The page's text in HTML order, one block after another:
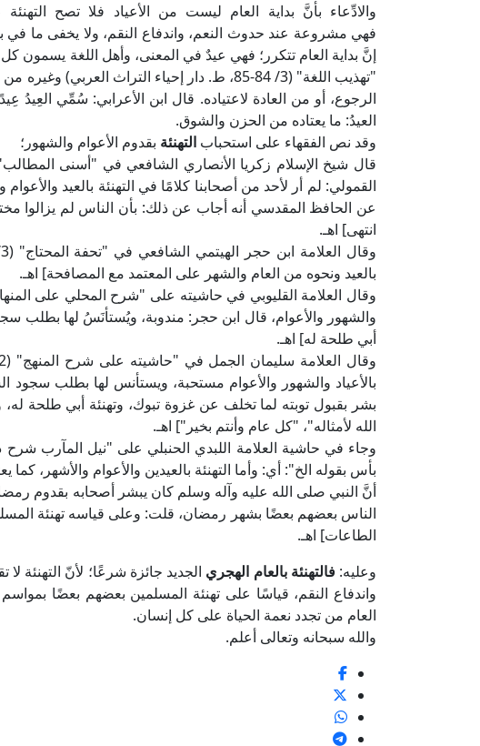
والادِّعاء بأنَّ بداية العام ليست من الأعياد فلا تصح
فهي مشروعة عند حدوث النعم، واندفاع النقم، ولا يخفى ما في
إنَّ بداية العام تتكرر؛ فهي عيدٌ في المعنى، وأهل اللغة يسمون
"تهذيب اللغة" (3/ 84-85، ط. دار إحياء التراث
الرجوع، أو من العادة لاعتياده. قال ابن الأعرابي: سُمِّي العِيدُ
العيدُ: ما يعتاده من الحزن والشوق.
وقد نص الفقهاء على استحباب التهنئة بقدوم الأعوام والشهور؛
القمولي: لم أر لأحد من أصحابنا كلامًا في التهنئة بالعيد
عن الحافظ المقدسي أنه أجاب عن ذلك: بأن الناس لم يزالوا
انتهى] اهـ.
بالعيد ونحوه من العام والشهر على المعتمد مع المصافحة] اهـ.
والشهور والأعوام، قال ابن حجر: مندوبة، ويُستأنَسُ لها بطلب
أبي طلحة له] اهـ.
بالأعياد والشهور والأعوام مستحبة، ويستأنس لها بطلب
بشر بقبول توبته لما تخلف عن غزوة تبوك، وتهنئة أبي طلحة له،
الله لأمثاله"، "كل عام وأنتم بخير"] اهـ.
بأس بقوله الخ": أي: وأما التهنئة بالعيدين والأعوام والأشهر،
أنَّ النبي صلى الله عليه وآله وسلم كان يبشر أصحابه بقدوم
الناس بعضهم بعضًا بشهر رمضان، قلت: وعلى قياسه تهنئة
الطاعات] اهـ.
وعليه: فالتهنئة بالعام الهجري الجديد جائزة شرعًا؛ لأنّ التهنئة
واندفاع النقم، قياسًا على تهنئة المسلمين بعضهم بعضًا
العام من تجدد نعمة الحياة على كل إنسان.
والله سبحانه وتعالى أعلم.